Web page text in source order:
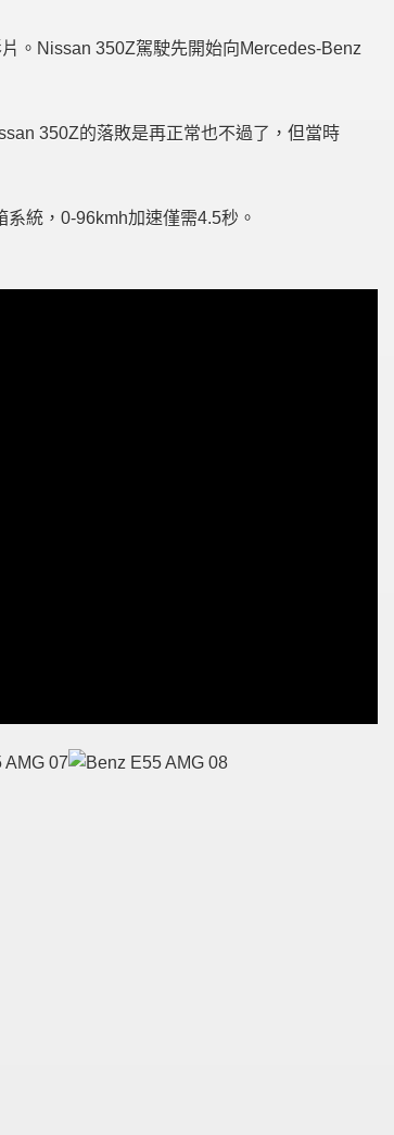
。Nissan 350Z駕駛先開始向Mercedes-Benz
350Z的落敗是再正常也不過了，但當時
系統，0-96kmh加速僅需4.5秒。